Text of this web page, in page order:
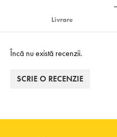
Livrare
Încă nu există recenzii.
SCRIE O RECENZIE